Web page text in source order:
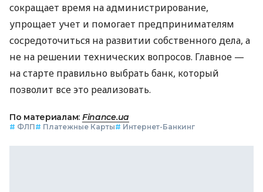
сокращает время на администрирование,
упрощает учет и помогает предпринимателям
сосредоточиться на развитии собственного дела, а
не на решении технических вопросов. Главное —
на старте правильно выбрать банк, который
позволит все это реализовать.
По материалам: Finance.ua
# ФЛП# Платежные Карты# Интернет-Банкинг